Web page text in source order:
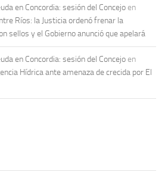
en Concordia: sesión del Concejo en
Ríos: la Justicia ordenó frenar la
sellos y el Gobierno anunció que apelará
en Concordia: sesión del Concejo en
Hídrica ante amenaza de crecida por El